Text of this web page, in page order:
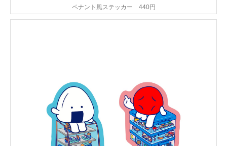
ペナント風ステッカー 440円